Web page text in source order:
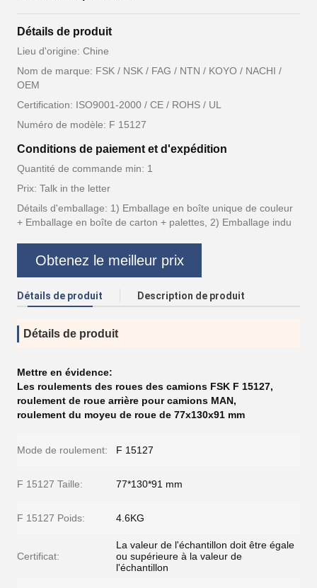
Détails de produit
Lieu d'origine: Chine
Nom de marque: FSK / NSK / FAG / NTN / KOYO / NACHI /
OEM
Certification: ISO9001-2000 / CE / ROHS / UL
Numéro de modèle: F 15127
Conditions de paiement et d'expédition
Quantité de commande min: 1
Prix: Talk in the letter
Détails d'emballage: 1) Emballage en boîte unique de couleur
+ Emballage en boîte de carton + palettes, 2) Emballage indu
Obtenez le meilleur prix
Détails de produit Description de produit
Détails de produit
Mettre en évidence:
Les roulements des roues des camions FSK F 15127,
roulement de roue arrière pour camions MAN,
roulement du moyeu de roue de 77x130x91 mm
Mode de roulement: F 15127
F 15127 Taille: 77*130*91 mm
F 15127 Poids: 4.6KG
Certificat:
La valeur de l'échantillon doit être égale
ou supérieure à la valeur de
l'échantillon